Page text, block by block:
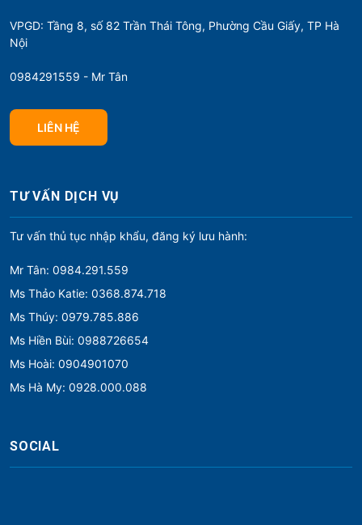
VPGD: Tầng 8, số 82 Trần Thái Tông, Phường Cầu Giấy, TP Hà
Nội
0984291559 - Mr Tân
LIÊN HỆ
TƯ VẤN DỊCH VỤ
Tư vấn thủ tục nhập khẩu, đăng ký lưu hành:
Mr Tân: 0984.291.559
Ms Thảo Katie: 0368.874.718
Ms Thúy: 0979.785.886
Ms Hiền Bùi: 0988726654
Ms Hoài: 0904901070
Ms Hà My: 0928.000.088
SOCIAL